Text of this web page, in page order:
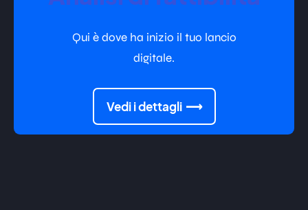
Qui è dove ha inizio il tuo lancio
digitale.
Vedi i dettagli